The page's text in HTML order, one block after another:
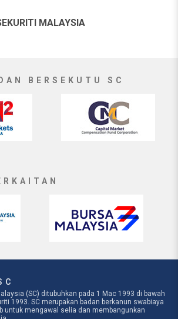
MALAYSIA
BERSEKUTU SC
(SC) ditubuhkan pada 1 Mac 1993 di bawah
1993. SC merupakan badan berkanun swabiaya
untuk mengawal selia dan membangunkan